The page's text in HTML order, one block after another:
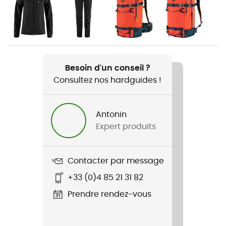
Genre
Femme
Poids
Nom du produit
Bergtagen 60 Insulation Jacket
Recyclé / PFC-Free
Besoin d'un conseil ?
Consultez nos hardguides !
Antonin
Expert produits
Contacter par message
+33 (0)4 85 21 31 82
Prendre rendez-vous